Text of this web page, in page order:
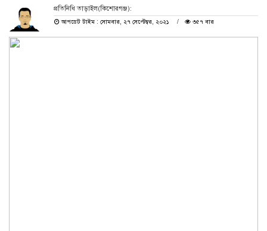
প্রতিনিধি তাড়াইল(কিশোরগঞ্জ):
আপডেট টাইম : সোমবার, ২৭ সেপ্টেম্বর, ২০২১
৩৫৭ বার